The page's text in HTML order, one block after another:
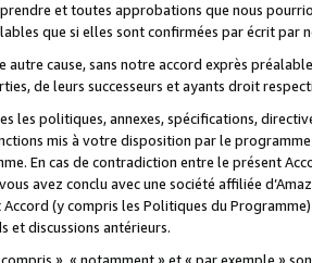
et toutes approbations que nous
que si elles sont confirmées par écrit par
cause, sans notre accord exprès
de leurs successeurs et ayants droit
les politiques, annexes, spécifications,
mis à votre disposition par le programme
En cas de contradiction entre le présent
avez conclu avec une société affiliée
(y compris les Politiques du
et discussions antérieurs.